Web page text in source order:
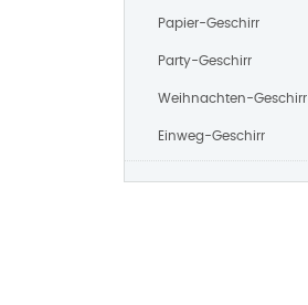
Papier-Geschirr
Party-Geschirr
Weihnachten-Geschirr
Einweg-Geschirr